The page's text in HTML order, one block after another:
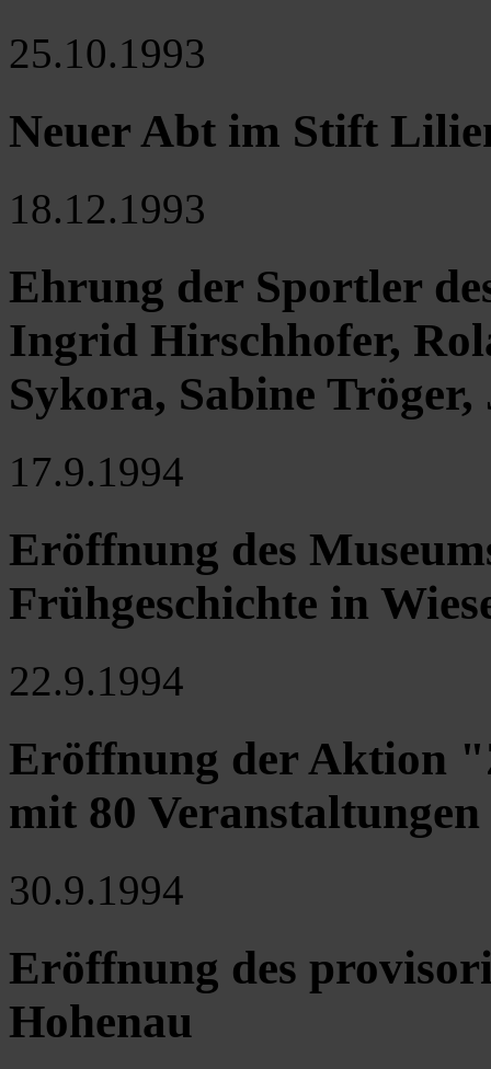
25.10.1993
Neuer Abt im Stift
18.12.1993
Ehrung der Sportler
Ingrid Hirschhofer,
Sykora, Sabine
17.9.1994
Eröffnung des
Frühgeschichte in
22.9.1994
Eröffnung der Aktion
mit 80 Veranstaltungen
30.9.1994
Eröffnung des
Hohenau